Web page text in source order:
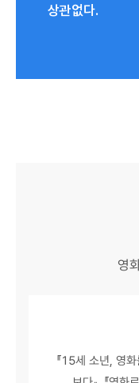
상관없다.
영
『15세 소년, 영